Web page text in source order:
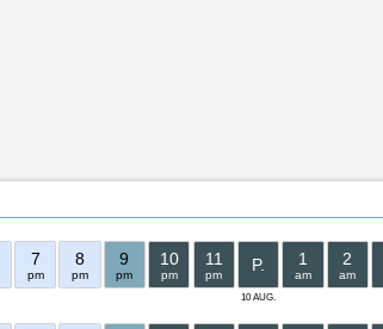
7
pm
8
pm
9
pm
10
pm
11
pm
10 AUG.
P. 1
am
2
am